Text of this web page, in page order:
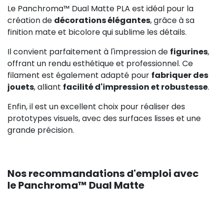
Le Panchroma™ Dual Matte PLA est idéal pour la
création de décorations élégantes, grâce à sa
finition mate et bicolore qui sublime les détails.
Il convient parfaitement à l'impression de figurines,
offrant un rendu esthétique et professionnel. Ce
filament est également adapté pour fabriquer des
jouets, alliant facilité d'impression et robustesse.
Enfin, il est un excellent choix pour réaliser des
prototypes visuels, avec des surfaces lisses et une
grande précision.
Nos recommandations d'emploi avec
le Panchroma™ Dual Matte